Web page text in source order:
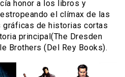
honor a los libros y
el clímax de las
gráficas de historias cortas
principal(The Dresden
Brothers (Del Rey Books).